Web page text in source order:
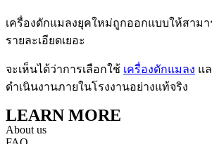
เครื่องดักแมลงยุคใหม่ถูกออกแบบให้สาม
รายละเอียดเยอะ
จะเห็นได้ว่าการเลือกใช้ เครื่องดักแมลง แ
ดำเนินงานภายในโรงงานอย่างแท้จริง
LEARN MORE
About us